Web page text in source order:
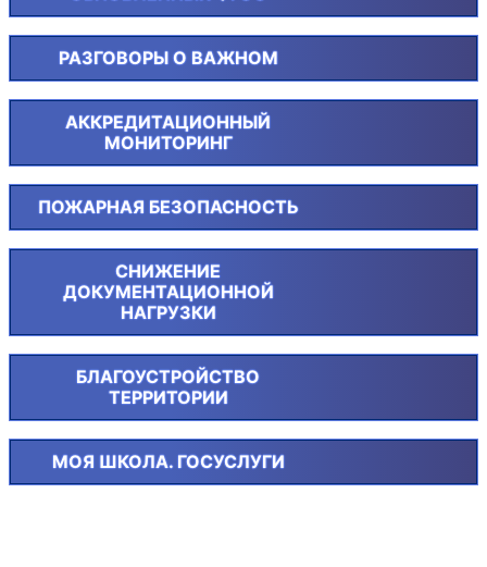
РАЗГОВОРЫ О ВАЖНОМ
АККРЕДИТАЦИОННЫЙ
МОНИТОРИНГ
ПОЖАРНАЯ БЕЗОПАСНОСТЬ
СНИЖЕНИЕ
ДОКУМЕНТАЦИОННОЙ
НАГРУЗКИ
БЛАГОУСТРОЙСТВО
ТЕРРИТОРИИ
МОЯ ШКОЛА. ГОСУСЛУГИ